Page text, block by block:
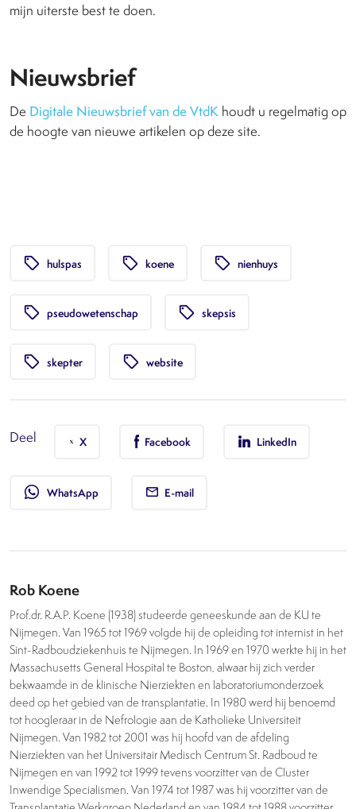
mijn uiterste best te doen.
Nieuwsbrief
De Digitale Nieuwsbrief van de VtdK houdt u regelmatig op
de hoogte van nieuwe artikelen op deze site.
local_offer hulspas local_offer koene local_offer nienhuys
local_offer pseudowetenschap local_offer skepsis
local_offer skepter local_offer website
Deel X Facebook LinkedIn
whatsapp WhatsApp E-mail
Rob Koene
Prof.dr. R.A.P. Koene (1938) studeerde geneeskunde aan de KU te
Nijmegen. Van 1965 tot 1969 volgde hij de opleiding tot internist in het
Sint-Radboudziekenhuis te Nijmegen. In 1969 en 1970 werkte hij in het
Massachusetts General Hospital te Boston, alwaar hij zich verder
bekwaamde in de klinische Nierziekten en laboratoriumonderzoek
deed op het gebied van de transplantatie. In 1980 werd hij benoemd
tot hoogleraar in de Nefrologie aan de Katholieke Universiteit
Nijmegen. Van 1982 tot 2001 was hij hoofd van de afdeling
Nierziekten van het Universitair Medisch Centrum St. Radboud te
Nijmegen en van 1992 tot 1999 tevens voorzitter van de Cluster
Inwendige Specialismen. Van 1974 tot 1987 was hij voorzitter van de